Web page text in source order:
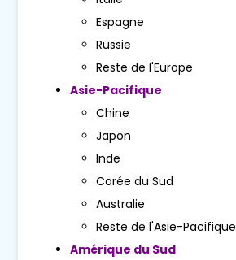
Espagne
Russie
Reste de l'Europe
Asie-Pacifique
Chine
Japon
Inde
Corée du Sud
Australie
Reste de l'Asie-Pacifique
Amérique du Sud